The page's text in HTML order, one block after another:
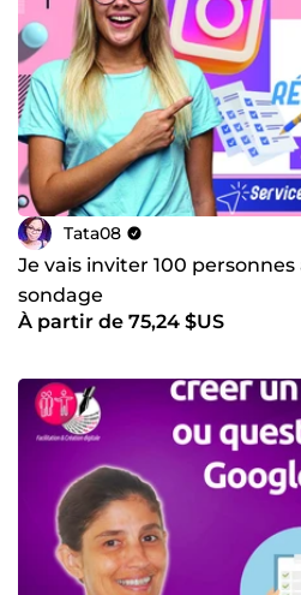
Tata08
Je vais inviter 100
sondage
À partir de 75,24 $US